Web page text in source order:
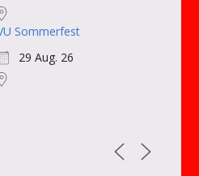
Sommerfest
29 Aug. 26